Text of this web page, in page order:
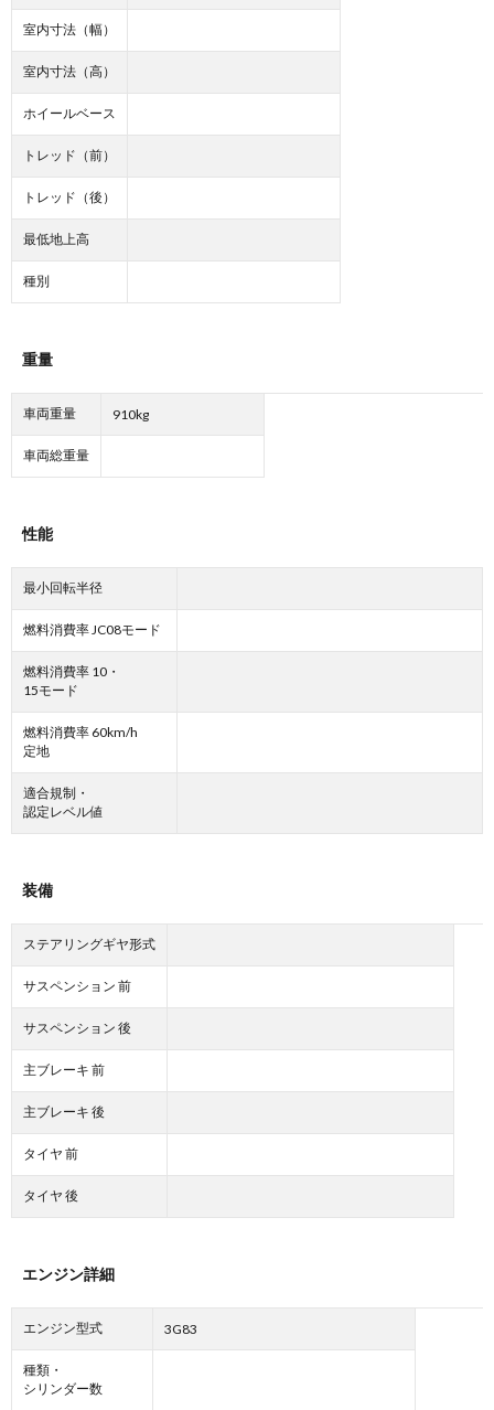
室内寸法（幅）
室内寸法（高）
ホイールベース
トレッド（前）
トレッド（後）
最低地上高
種別
重量
車両重量 910kg
車両総重量
性能
最小回転半径
燃料消費率 JC08モード
燃料消費率 10・
15モード
燃料消費率 60km/h
定地
適合規制・
認定レベル値
装備
ステアリングギヤ形式
サスペンション 前
サスペンション 後
主ブレーキ 前
主ブレーキ 後
タイヤ 前
タイヤ 後
エンジン詳細
エンジン型式 3G83
種類・
シリンダー数